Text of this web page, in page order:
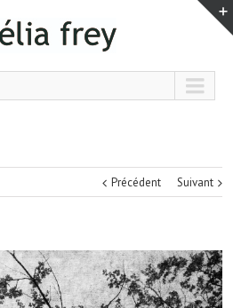
Précédent Suivant